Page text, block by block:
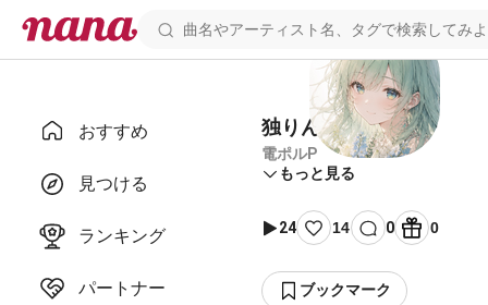
おすすめ
見つける
ランキング
パートナー
独りんぼエンヴィー
電ポルP
もっと見る
24 14 0 0
ブックマーク